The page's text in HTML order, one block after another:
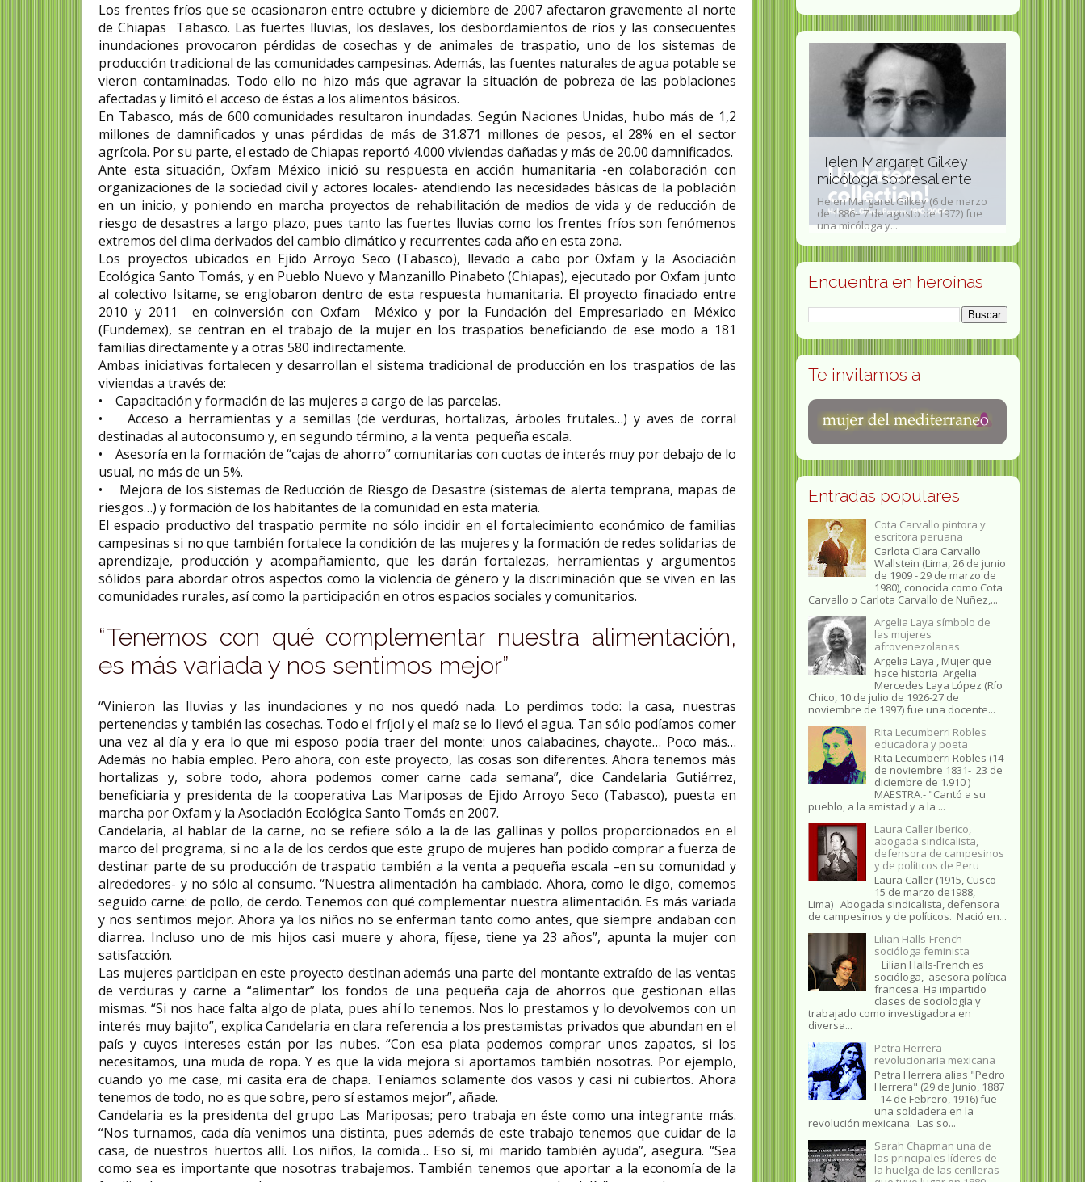
Los frentes fríos que se ocasionaron entre octubre y diciembre de 2007 afectaron gravemente al norte
de Chiapas Tabasco. Las fuertes lluvias, los deslaves, los desbordamientos de ríos y las consecuentes
inundaciones provocaron pérdidas de cosechas y de animales de traspatio, uno de los sistemas de
producción tradicional de las comunidades campesinas. Además, las fuentes naturales de agua potable se
vieron contaminadas. Todo ello no hizo más que agravar la situación de pobreza de las poblaciones
afectadas y limitó el acceso de éstas a los alimentos básicos.
En Tabasco, más de 600 comunidades resultaron inundadas. Según Naciones Unidas, hubo más de 1,2
millones de damnificados y unas pérdidas de más de 31.871 millones de pesos, el 28% en el sector
agrícola. Por su parte, el estado de Chiapas reportó 4.000 viviendas dañadas y más de 20.00 damnificados.
Ante esta situación, Oxfam México inició su respuesta en acción humanitaria -en colaboración con
organizaciones de la sociedad civil y actores locales- atendiendo las necesidades básicas de la población
en un inicio, y poniendo en marcha proyectos de rehabilitación de medios de vida y de reducción de
riesgo de desastres a largo plazo, pues tanto las fuertes lluvias como los frentes fríos son fenómenos
extremos del clima derivados del cambio climático y recurrentes cada año en esta zona.
Los proyectos ubicados en Ejido Arroyo Seco (Tabasco), llevado a cabo por Oxfam y la Asociación
Ecológica Santo Tomás, y en Pueblo Nuevo y Manzanillo Pinabeto (Chiapas), ejecutado por Oxfam junto
al colectivo Isitame, se englobaron dentro de esta respuesta humanitaria. El proyecto finaciado entre
2010 y 2011 en coinversión con Oxfam México y por la Fundación del Empresariado en México
(Fundemex), se centran en el trabajo de la mujer en los traspatios beneficiando de ese modo a 181
familias directamente y a otras 580 indirectamente.
Ambas iniciativas fortalecen y desarrollan el sistema tradicional de producción en los traspatios de las
viviendas a través de:
• Capacitación y formación de las mujeres a cargo de las parcelas.
• Acceso a herramientas y a semillas (de verduras, hortalizas, árboles frutales…) y aves de corral
destinadas al autoconsumo y, en segundo término, a la venta pequeña escala.
• Asesoría en la formación de “cajas de ahorro” comunitarias con cuotas de interés muy por debajo de lo
usual, no más de un 5%.
• Mejora de los sistemas de Reducción de Riesgo de Desastre (sistemas de alerta temprana, mapas de
riesgos…) y formación de los habitantes de la comunidad en esta materia.
El espacio productivo del traspatio permite no sólo incidir en el fortalecimiento económico de familias
campesinas si no que también fortalece la condición de las mujeres y la formación de redes solidarias de
aprendizaje, producción y acompañamiento, que les darán fortalezas, herramientas y argumentos
sólidos para abordar otros aspectos como la violencia de género y la discriminación que se viven en las
comunidades rurales, así como la participación en otros espacios sociales y comunitarios.
“Tenemos con qué complementar nuestra alimentación,
es más variada y nos sentimos mejor”
“Vinieron las lluvias y las inundaciones y no nos quedó nada. Lo perdimos todo: la casa, nuestras
pertenencias y también las cosechas. Todo el fríjol y el maíz se lo llevó el agua. Tan sólo podíamos comer
una vez al día y era lo que mi esposo podía traer del monte: unos calabacines, chayote… Poco más…
Además no había empleo. Pero ahora, con este proyecto, las cosas son diferentes. Ahora tenemos más
hortalizas y, sobre todo, ahora podemos comer carne cada semana”, dice Candelaria Gutiérrez,
beneficiaria y presidenta de la cooperativa Las Mariposas de Ejido Arroyo Seco (Tabasco), puesta en
marcha por Oxfam y la Asociación Ecológica Santo Tomás en 2007.
Candelaria, al hablar de la carne, no se refiere sólo a la de las gallinas y pollos proporcionados en el
marco del programa, si no a la de los cerdos que este grupo de mujeres han podido comprar a fuerza de
destinar parte de su producción de traspatio también a la venta a pequeña escala –en su comunidad y
alrededores- y no sólo al consumo. “Nuestra alimentación ha cambiado. Ahora, como le digo, comemos
seguido carne: de pollo, de cerdo. Tenemos con qué complementar nuestra alimentación. Es más variada
y nos sentimos mejor. Ahora ya los niños no se enferman tanto como antes, que siempre andaban con
diarrea. Incluso uno de mis hijos casi muere y ahora, fíjese, tiene ya 23 años”, apunta la mujer con
satisfacción.
Las mujeres participan en este proyecto destinan además una parte del montante extraído de las ventas
de verduras y carne a “alimentar” los fondos de una pequeña caja de ahorros que gestionan ellas
mismas. “Si nos hace falta algo de plata, pues ahí lo tenemos. Nos lo prestamos y lo devolvemos con un
interés muy bajito”, explica Candelaria en clara referencia a los prestamistas privados que abundan en el
país y cuyos intereses están por las nubes. “Con esa plata podemos comprar unos zapatos, si los
necesitamos, una muda de ropa. Y es que la vida mejora si aportamos también nosotras. Por ejemplo,
cuando yo me case, mi casita era de chapa. Teníamos solamente dos vasos y casi ni cubiertos. Ahora
tenemos de todo, no es que sobre, pero sí estamos mejor”, añade.
Candelaria es la presidenta del grupo Las Mariposas; pero trabaja en éste como una integrante más.
“Nos turnamos, cada día venimos una distinta, pues además de este trabajo tenemos que cuidar de la
casa, de nuestros huertos allí. Los niños, la comida… Eso sí, mi marido también ayuda”, asegura. “Sea
como sea es importante que nosotras trabajemos. También tenemos que aportar a la economía de la
Gina Vargas socióloga,
escritora e investigadora
peruana
Virginia Vargas Valente (Lima, 23 de
julio de 1945) es una socióloga,
escritora e investigadora...
Helen Margaret Gilkey
micóloga sobresaliente
Helen Margaret Gilkey (6 de marzo
de 1886– 7 de agosto de 1972) fue
una micóloga y...
Anne Lister escritora
Anne Lister (Halifax, 3 de abril
de1791–1840) fue una terrateniente,
escritora de...
Encuentra en heroínas
Te invitamos a
Entradas populares
Cota Carvallo pintora y
escritora peruana
Carlota Clara Carvallo
Wallstein (Lima, 26 de junio
de 1909 - 29 de marzo de
1980), conocida como Cota
Carvallo o Carlota Carvallo de Nuñez,...
Argelia Laya símbolo de
las mujeres
afrovenezolanas
Argelia Laya , Mujer que
hace historia Argelia
Mercedes Laya López (Río
Chico, 10 de julio de 1926-27 de
noviembre de 1997) fue una docente...
Rita Lecumberri Robles
educadora y poeta
Rita Lecumberri Robles (14
de noviembre 1831- 23 de
diciembre de 1.910 )
MAESTRA.- "Cantó a su
pueblo, a la amistad y a la ...
Laura Caller Iberico,
abogada sindicalista,
defensora de campesinos
y de políticos de Peru
Laura Caller (1915, Cusco -
15 de marzo de1988,
Lima) Abogada sindicalista, defensora
de campesinos y de políticos. Nació en...
Lilian Halls-French
socióloga feminista
Lilian Halls-French es
socióloga, asesora política
francesa. Ha impartido
clases de sociología y
trabajado como investigadora en
diversa...
Petra Herrera
revolucionaria mexicana
Petra Herrera alias "Pedro
Herrera" (29 de Junio, 1887
- 14 de Febrero, 1916) fue
una soldadera en la
revolución mexicana. Las so...
Sarah Chapman una de
las principales líderes de
la huelga de las cerilleras